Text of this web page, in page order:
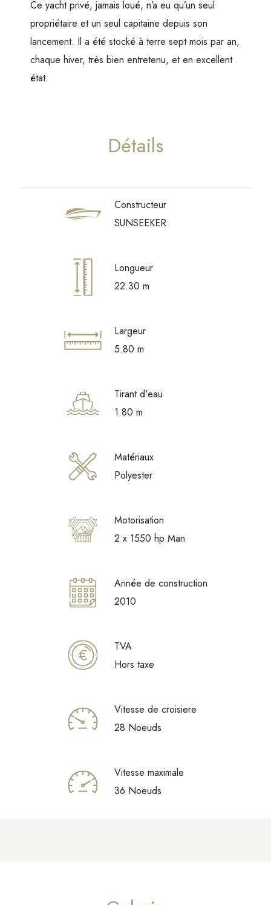
Ce yacht privé, jamais loué, n’a eu qu’un seul
propriétaire et un seul capitaine depuis son
lancement. Il a été stocké à terre sept mois par an,
chaque hiver, très bien entretenu, et en excellent
état.
Détails
Constructeur
SUNSEEKER
Longueur
22.30 m
Largeur
5.80 m
Tirant d'eau
1.80 m
Matériaux
Polyester
Motorisation
2 x 1550 hp Man
Année de construction
2010
TVA
Hors taxe
Vitesse de croisiere
28 Noeuds
Vitesse maximale
36 Noeuds